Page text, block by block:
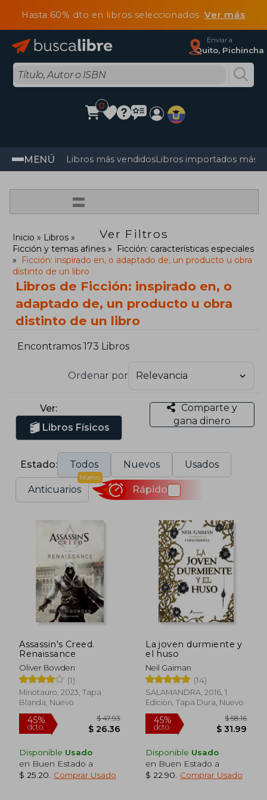
Hasta 60% dto en libros seleccionadosVer más
Enviar a
Quito, Pichincha
0
MENÚ Libros más vendidosLibros importados más
=
Ver Filtros
Inicio
Libros
Ficción y temas afines
Ficción: características especiales
Ficción: inspirado en, o adaptado de, un producto u obra
distinto de un libro
Libros de Ficción: inspirado en, o
adaptado de, un producto u obra
distinto de un libro
Encontramos 173 Libros
Ordenar por
Ver:
Libros Físicos
Comparte y
gana dinero
Estado: Todos Nuevos Usados
Anticuarios
Nuevo
Rápido
Assassin's Creed.
Renaissance
Oliver Bowden
(1)
Minotauro, 2023, Tapa
Blanda, Nuevo
Disponible Usado
en Buen Estado a
$ 25.20
Comprar Usado
La joven durmiente y
el huso
Neil Gaiman
(14)
SALAMANDRA, 2016, 1
Edición, Tapa Dura, Nuevo
Disponible Usado
en Buen Estado a
$ 22.90
Comprar Usado